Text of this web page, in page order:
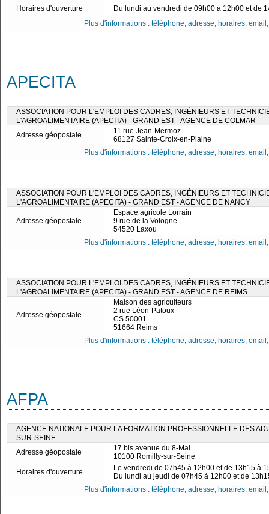
Horaires d'ouverture
Du lundi au vendredi de 09h00 à 12h00 et de
Plus d'informations : téléphone, adresse, horaires,
APECITA
ASSOCIATION POUR L'EMPLOI DES CADRES, INGÉNIEURS ET
L'AGROALIMENTAIRE (APECITA) - GRAND EST - AGENCE DE COLMAR
Adresse géopostale
11 rue Jean-Mermoz
68127 Sainte-Croix-en-Plaine
Plus d'informations : téléphone, adresse, horaires,
ASSOCIATION POUR L'EMPLOI DES CADRES, INGÉNIEURS ET
L'AGROALIMENTAIRE (APECITA) - GRAND EST - AGENCE DE NANCY
Adresse géopostale
Espace agricole Lorrain
9 rue de la Vologne
54520 Laxou
Plus d'informations : téléphone, adresse, horaires,
ASSOCIATION POUR L'EMPLOI DES CADRES, INGÉNIEURS ET
L'AGROALIMENTAIRE (APECITA) - GRAND EST - AGENCE DE REIMS
Adresse géopostale
Maison des agriculteurs
2 rue Léon-Patoux
CS 50001
51664 Reims
Plus d'informations : téléphone, adresse, horaires,
AFPA
AGENCE NATIONALE POUR LA FORMATION PROFESSIONNELLE DES
SUR-SEINE
Adresse géopostale
17 bis avenue du 8-Mai
10100 Romilly-sur-Seine
Horaires d'ouverture
Le vendredi de 07h45 à 12h00 et de 13h15 à
Du lundi au jeudi de 07h45 à 12h00 et de
Plus d'informations : téléphone, adresse, horaires,